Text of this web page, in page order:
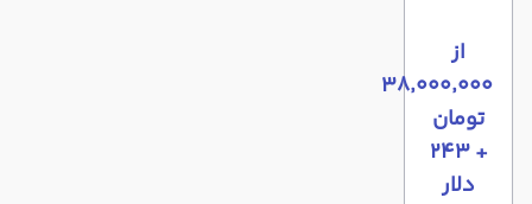
از
۳۸٬۰۰۰٬۰۰۰
تومان
+ ۲۴۳
دلار